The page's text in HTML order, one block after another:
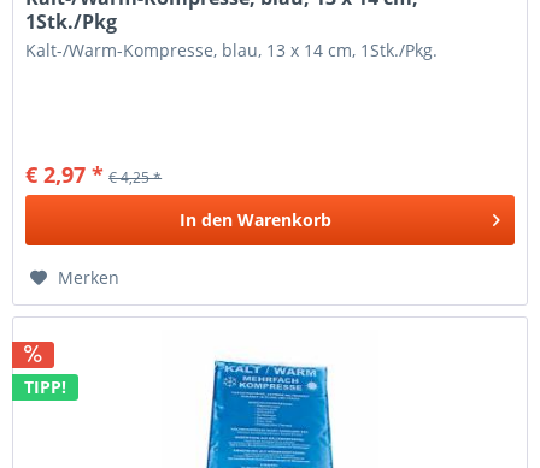
1Stk./Pkg
Kalt-/Warm-Kompresse, blau, 13 x 14 cm, 1Stk./Pkg.
€ 2,97 * € 4,25 *
In den Warenkorb
Merken
TIPP!